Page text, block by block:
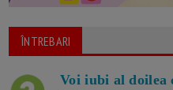
ÎNTREBARI
Voi iubi al doilea